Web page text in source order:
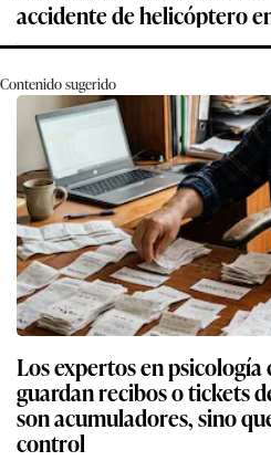
accidente de helicóptero
Contenido sugerido
Los expertos en
guardan recibos o tickets
son acumuladores, sino
control